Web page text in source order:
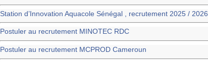
Station d’Innovation Aquacole Sénégal , recrutement 2025 / 2026
Postuler au recrutement MINOTEC RDC
Postuler au recrutement MCPROD Cameroun